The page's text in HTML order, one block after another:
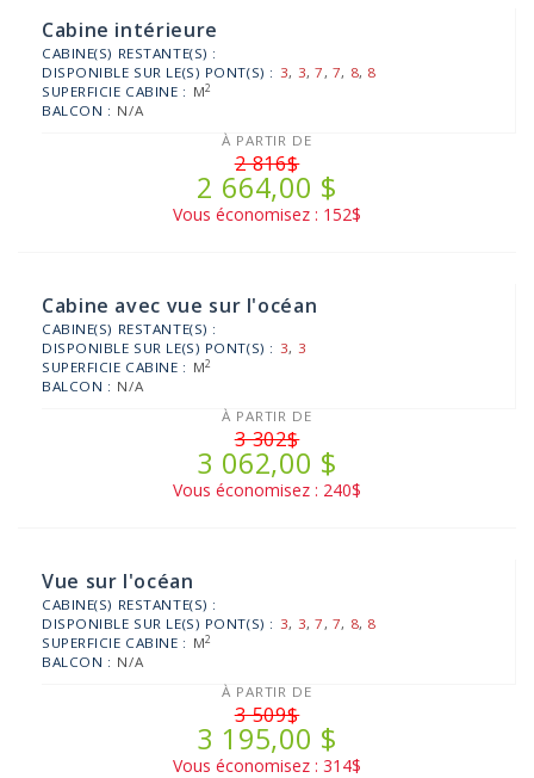
Cabine intérieure
CABINE(S) RESTANTE(S) :
DISPONIBLE SUR LE(S) PONT(S) : 3, 3,7, 7, 8, 8
SUPERFICIE CABINE : M2
BALCON : N/A
À PARTIR DE
2 816$
2 664,00 $
Vous économisez : 152$
Cabine avec vue sur l'océan
CABINE(S) RESTANTE(S) :
DISPONIBLE SUR LE(S) PONT(S) : 3, 3
SUPERFICIE CABINE : M2
BALCON : N/A
À PARTIR DE
3 302$
3 062,00 $
Vous économisez : 240$
Vue sur l'océan
CABINE(S) RESTANTE(S) :
DISPONIBLE SUR LE(S) PONT(S) : 3, 3,7, 7, 8, 8
SUPERFICIE CABINE : M2
BALCON : N/A
À PARTIR DE
3 509$
3 195,00 $
Vous économisez : 314$